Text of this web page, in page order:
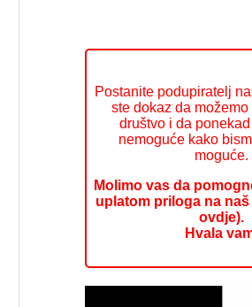
Postanite podupiratelj
ste dokaz da
društvo i da
nemoguće kako
moguće.
Molimo vas da
uplatom priloga na
ovdje).
Hvala